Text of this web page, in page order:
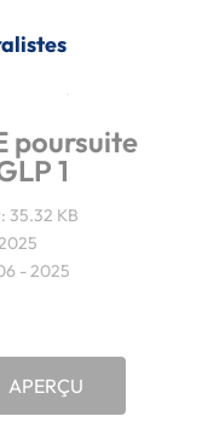
poursuite
1
35.32 KB
- 2025
APERÇU